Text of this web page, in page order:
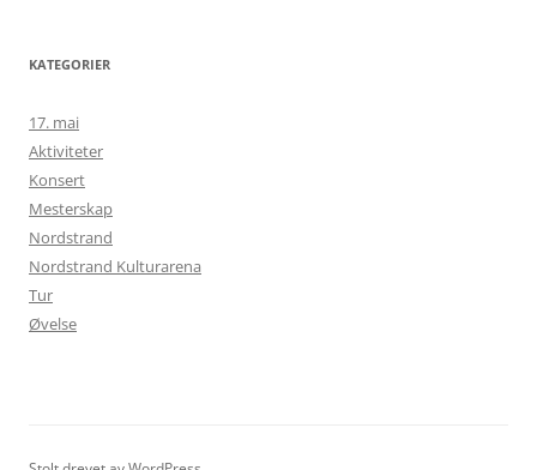
KATEGORIER
17. mai
Aktiviteter
Konsert
Mesterskap
Nordstrand
Nordstrand Kulturarena
Tur
Øvelse